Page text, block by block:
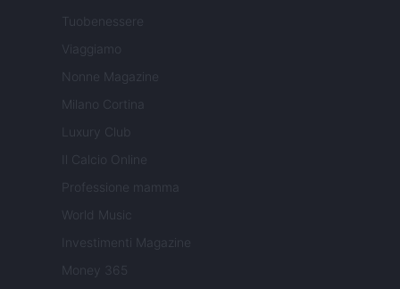
Tuobenessere
Viaggiamo
Nonne Magazine
Milano Cortina
Luxury Club
Il Calcio Online
Professione mamma
World Music
Investimenti Magazine
Money 365